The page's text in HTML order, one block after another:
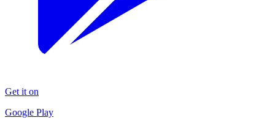
Get it on
Google Play